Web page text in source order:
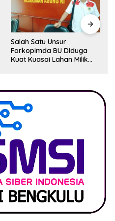
Salah Satu Unsur
Forkopimda BU Diduga
Kuat Kuasai Lahan Milik